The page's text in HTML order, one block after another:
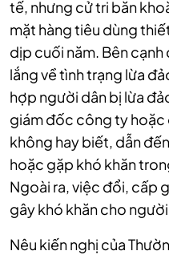
tế, nhưng cử tri băn
mặt hàng tiêu dùng
dịp cuối năm. Bên cạnh
lắng về tình trạng lừa
hợp người dân bị lừa
giám đốc công ty hoặc
không hay biết, dẫn
hoặc gặp khó khăn
Ngoài ra, việc đổi, cấp
gây khó khăn cho
Nêu kiến nghị của